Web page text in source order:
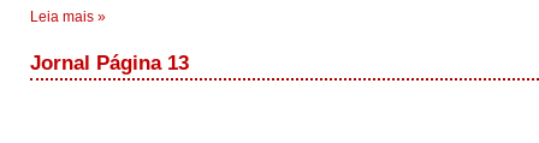
Leia mais »
Jornal Página 13